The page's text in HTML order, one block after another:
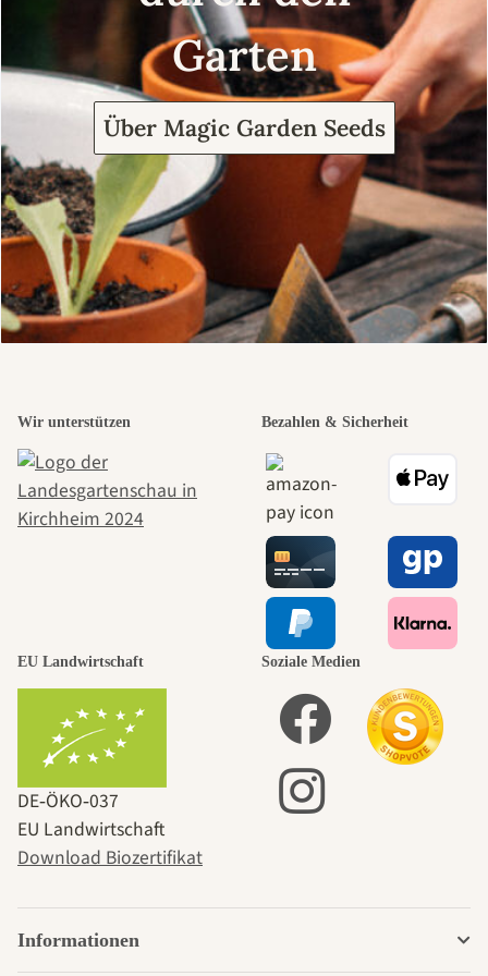
Garten
Über Magic Garden Seeds
Wir unterstützen Bezahlen & Sicherheit
EU Landwirtschaft
DE‑ÖKO‑037
EU Landwirtschaft
Download Biozertifikat
Soziale Medien
Informationen